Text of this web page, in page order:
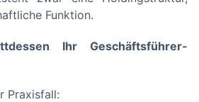
Funktion.
Ihr Geschäftsführer-
Praxisfall: